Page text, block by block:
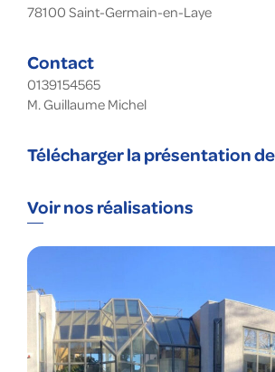
78100 Saint-Germain-en-Laye
Contact
0139154565
M. Guillaume Michel
Télécharger la présentation
Voir nos réalisations